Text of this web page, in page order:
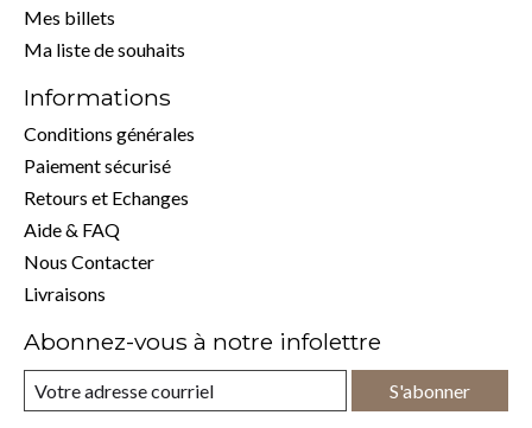
Mes billets
Ma liste de souhaits
Informations
Conditions générales
Paiement sécurisé
Retours et Echanges
Aide & FAQ
Nous Contacter
Livraisons
Abonnez-vous à notre infolettre
S'abonner